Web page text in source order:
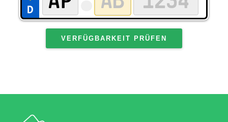
VERFÜGBARKEIT PRÜFEN